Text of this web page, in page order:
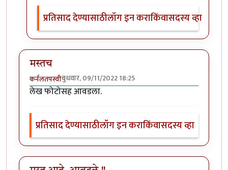
प्रतिसाद देण्यासाठीलॉग इन कराकिंवासदस्य व्हा
मस्तच
कर्नलतपस्वीबुधवार, 09/11/2022 18:25
लेख फोटोसह आवडला.
प्रतिसाद देण्यासाठीलॉग इन कराकिंवासदस्य व्हा